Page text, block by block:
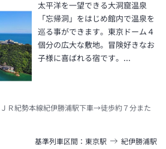
太平洋を一望できる大洞窟温泉
「忘帰洞」をはじめ館内で温泉を
巡る事ができます。東京ドーム４
個分の広大な敷地。冒険好きなお
子様に喜ばれる宿です。…
Ｒ紀勢本線紀伊勝浦駅下車→徒歩約７分また
基準列車区間 東京駅 紀伊勝浦駅